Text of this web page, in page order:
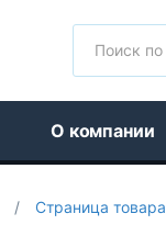
О компании
/ Страница товара